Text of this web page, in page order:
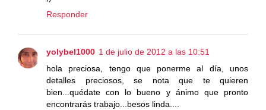
Responder
yolybel1000 1 de julio de 2012 a las 10:51
hola preciosa, tengo que ponerme al día, unos
detalles preciosos, se nota que te quieren
bien...quédate con lo bueno y ánimo que pronto
encontrarás trabajo...besos linda....